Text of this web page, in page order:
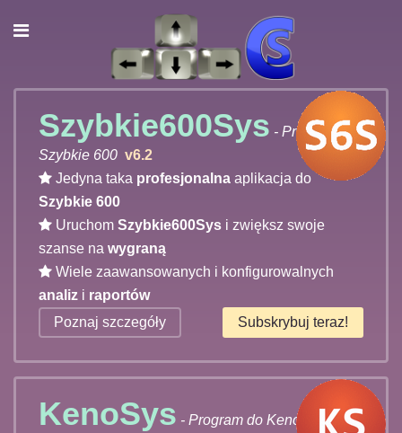
Szybkie600Sys - Program do
Szybkie 600 v6.2
Jedyna taka profesjonalna aplikacja do
Szybkie 600
Uruchom Szybkie600Sys i zwiększ swoje
szanse na wygraną
Wiele zaawansowanych i konfigurowalnych
analiz i raportów
Poznaj szczegóły
Subskrybuj teraz!
KenoSys - Program do Keno
v12.6